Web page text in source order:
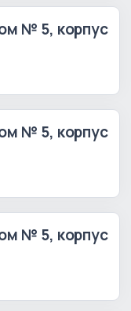
№ 5, корпус
№ 5, корпус
№ 5, корпус